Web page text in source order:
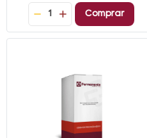
1 Comprar